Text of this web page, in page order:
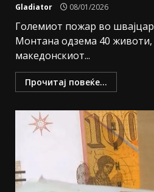
Gladiator 08/01/2026
Големиот пожар во
Монтана одзема 40
македонскиот...
Прочитај повеќе...